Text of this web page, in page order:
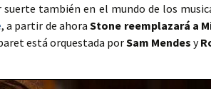
también en el mundo de los
, a partir de ahoraStone reemplazará a
está orquestada porSam Mendes y